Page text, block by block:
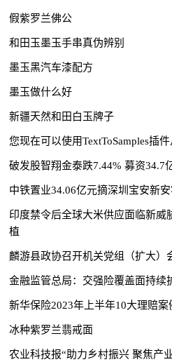
假紫罗兰佛公
和田玉墨玉手串真伪辨别
墨玉黑汽车漆配方
墨玉做什么好
新疆天然和田白玉牌子
您现在可以使用TextToSamples插
破发股智翔金泰跌7.44% 募资34.7
中铁置业34.06亿元摘深圳宝安新
印度禁令后全球大米供应面临新威
植
麟游县政协召开机关党组（扩大）
金融监管总局：交强险覆盖面持续
新华保险2023年上半年10大理赔案
冰种紫罗兰翡戒面
农业科技报“助力乡村振兴 聚焦产